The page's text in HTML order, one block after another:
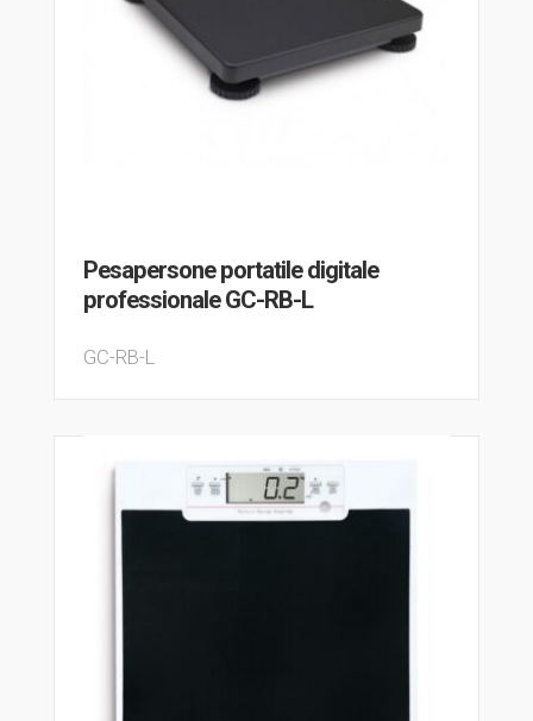
Pesapersone portatile digitale
professionale GC-RB-L
GC-RB-L